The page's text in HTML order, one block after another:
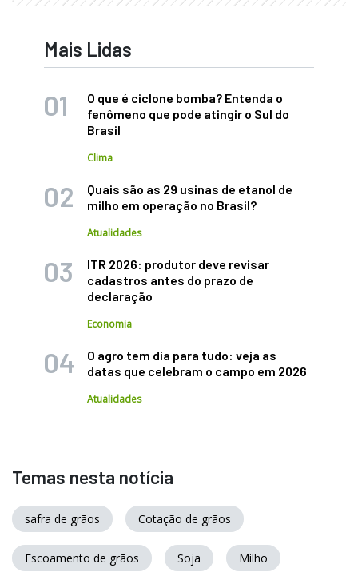
Mais Lidas
O que é ciclone bomba? Entenda o
fenômeno que pode atingir o Sul do
Brasil
Clima
Quais são as 29 usinas de etanol de
milho em operação no Brasil?
Atualidades
ITR 2026: produtor deve revisar
cadastros antes do prazo de
declaração
Economia
O agro tem dia para tudo: veja as
datas que celebram o campo em 2026
Atualidades
Temas nesta notícia
safra de grãos Cotação de grãos
Escoamento de grãos Soja Milho